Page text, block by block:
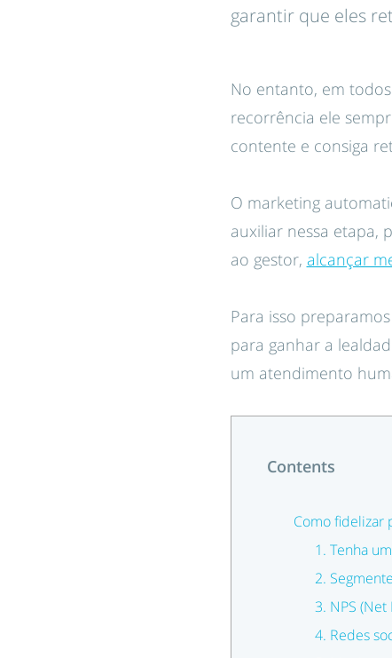
garantir que eles
No entanto, em
recorrência ele
contente e consiga
O marketing
auxiliar nessa etapa,
ao gestor, alcançar
Para isso
para ganhar a
um atendimento
Contents
Como fidelizar
1. Tenha
2.
3. NPS
4. Redes